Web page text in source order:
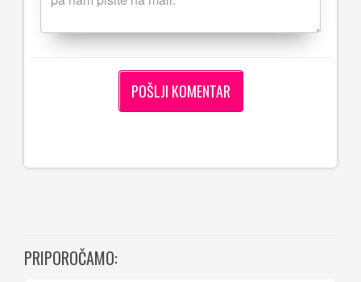
PRIPOROČAMO: